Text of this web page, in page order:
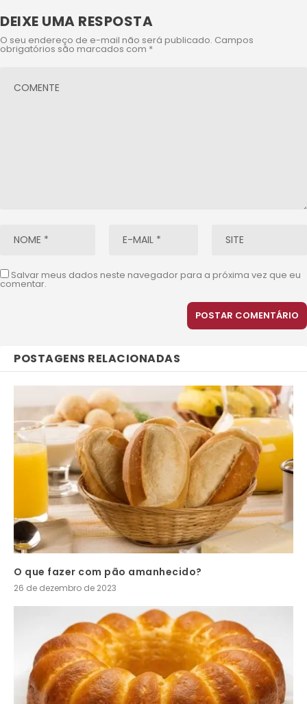
DEIXE UMA RESPOSTA
O seu endereço de e-mail não será publicado. Campos
obrigatórios são marcados com *
Salvar meus dados neste navegador para a próxima vez que eu
comentar.
POSTAGENS RELACIONADAS
O que fazer com pão amanhecido?
26 de dezembro de 2023